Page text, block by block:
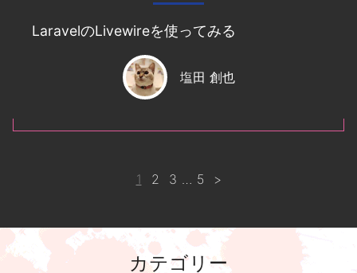
LaravelのLivewireを使ってみる
塩田 創也
1 2 3 … 5 >
カテゴリー